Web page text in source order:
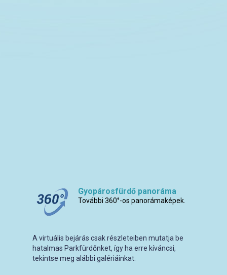
Gyopárosfürdő panoráma
További 360°-os panorámaképek.
A virtuális bejárás csak részleteiben mutatja be
hatalmas Parkfürdőnket, így ha erre kíváncsi,
tekintse meg alábbi galériáinkat.